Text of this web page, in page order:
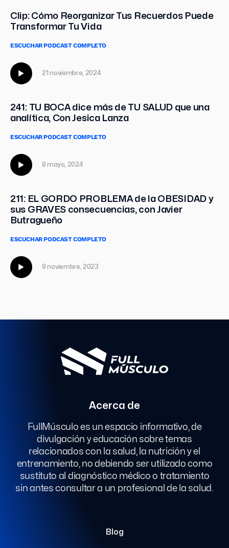
Clip: Cómo Reorganizar Tus Recuerdos Puede
Transformar Tu Vida
ESCUCHAR PODCAST COMPLETO
21 noviembre, 2024
241: TU BOCA dice más de TU SALUD que una
analítica, Con Jesica Lanza
ESCUCHAR PODCAST COMPLETO
8 mayo, 2024
211: EL GORDO PROBLEMA de la OBESIDAD y
sus GRAVES consecuencias, con Javier
Butragueño
ESCUCHAR PODCAST COMPLETO
9 noviembre, 2023
Acerca de
FullMúsculo es un espacio informativo, de
divulgación y educación sobre temas
relacionados con la salud, la nutrición y el
entrenamiento, no debiendo ser utilizado como
sustituto al diagnóstico médico o tratamiento
sin antes consultar a un profesional de la salud.
Blog